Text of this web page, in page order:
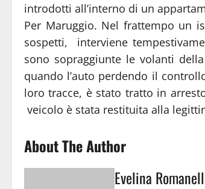
introdotti all’interno di un
Per Maruggio. Nel frattempo un
sospetti, interviene
sono sopraggiunte le volanti
quando l’auto perdendo il
loro tracce, è stato tratto in
veicolo è stata restituita alla
About The Author
Evelina